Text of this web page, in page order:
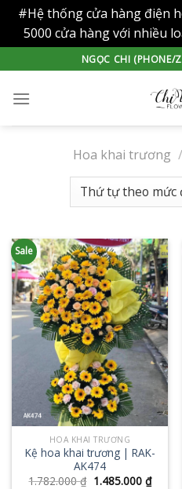
#Hệ thống cửa hàng điện
5000 cửa hàng với nhiều
to
content
NGỌC CHI
Hoa khai trương /
Sale
HOA KHAI TRƯƠNG
Kệ hoa khai trương | RAK-
AK474
1.782.000₫ 1.485.000 ₫